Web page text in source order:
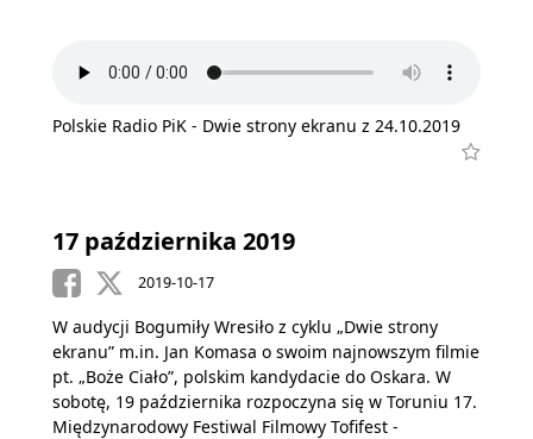
Polskie Radio PiK - Dwie strony ekranu z 24.10.2019
17 października 2019
2019-10-17
W audycji Bogumiły Wresiło z cyklu „Dwie strony
ekranu” m.in. Jan Komasa o swoim najnowszym filmie
pt. „Boże Ciało”, polskim kandydacie do Oskara. W
sobotę, 19 października rozpoczyna się w Toruniu 17.
Międzynarodowy Festiwal Filmowy Tofifest -